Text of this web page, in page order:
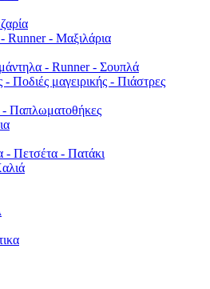
- Runner - Μαξιλάρια
- Runner - Σουπλά
- Ποδιές μαγειρικής - Πιάστρες
- Παπλωματοθήκες
- Πετσέτα - Πατάκι